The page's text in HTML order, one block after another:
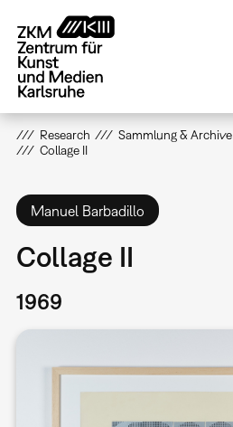
zum
Inhalt
Research Sammlung & Archive
Collage II
Manuel Barbadillo
Collage II
1969